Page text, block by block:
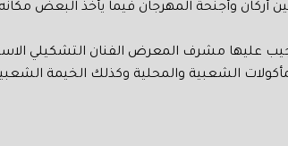
بين أركان وأجنحة المهرجان فيما يأخذ البعض
عليها مشرف المعرض الفنان التشكيلي
الشعبية والمحلية وكذلك الخيمة